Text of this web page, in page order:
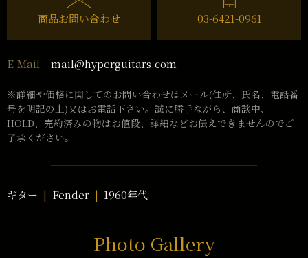
商品お問い合わせ 03-6421-0961
E-Mail mail@hyperguitars.com
※詳細や価格に関してのお問い合わせはメール(住所、氏名、電話番
号を明記の上)又はお電話下さい。誠に勝手ながら、商談中、
HOLD、売約済みの物はお値段、詳細などお伝えできませんのでご
了承ください。
ギター Fender 1960年代
Photo Gallery